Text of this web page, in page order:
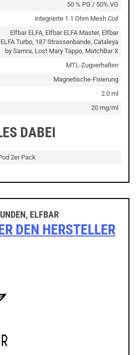
50 % PG / 50% VG
integrierte 1.1 Ohm Mesh Coil
Elfbar ELFA, Elfbar ELFA Master, Elfbar
ELFA Turbo, 187 Strassenbande, Cataleya
by Samra, Lost Mary Tappo, MatchBar X
MTL-Zugverhalten
Magnetische-Fixierung
2.0 ml
20 mg/ml
DABEI
2er Pack
ELFBAR
DEN HERSTELLER